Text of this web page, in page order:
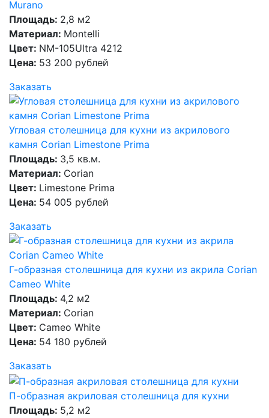
Murano
Площадь: 2,8 м2
Материал: Montelli
Цвет: NM-105Ultra 4212
Цена: 53 200 рублей
Заказать
Угловая столешница для кухни из акрилового
камня Corian Limestone Prima
Площадь: 3,5 кв.м.
Материал: Corian
Цвет: Limestone Prima
Цена: 54 005 рублей
Заказать
Г-образная столешница для кухни из акрила Corian
Cameo White
Площадь: 4,2 м2
Материал: Corian
Цвет: Cameo White
Цена: 54 180 рублей
Заказать
П-образная акриловая столешница для кухни
Площадь: 5,2 м2